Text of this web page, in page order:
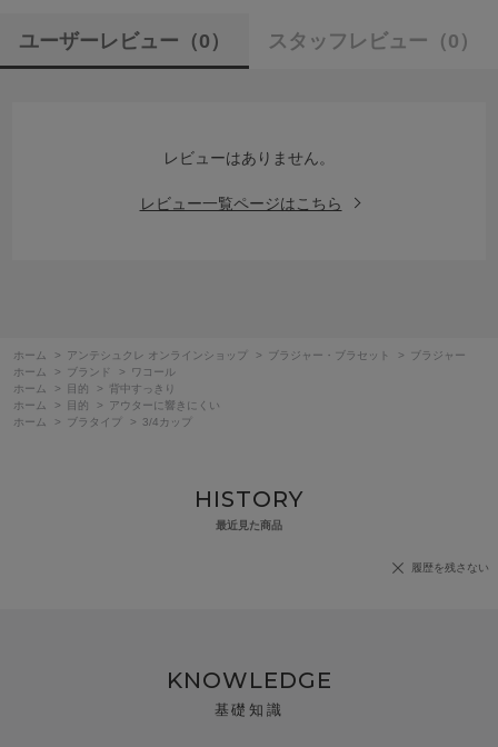
ユーザーレビュー （0） スタッフレビュー （0）
レビューはありません。
レビュー一覧ページはこちら
ホーム > アンテシュクレ オンラインショップ > ブラジャー・ブラセット >
ブラジャー
ホーム
> ブランド >
ワコール
ホーム
> 目的 >
背中すっきり
ホーム
> 目的 >
アウターに響きにくい
ホーム
> ブラタイプ > 3/4カップ
HISTORY
最近見た商品
履歴を残さない
KNOWLEDGE
基礎知識